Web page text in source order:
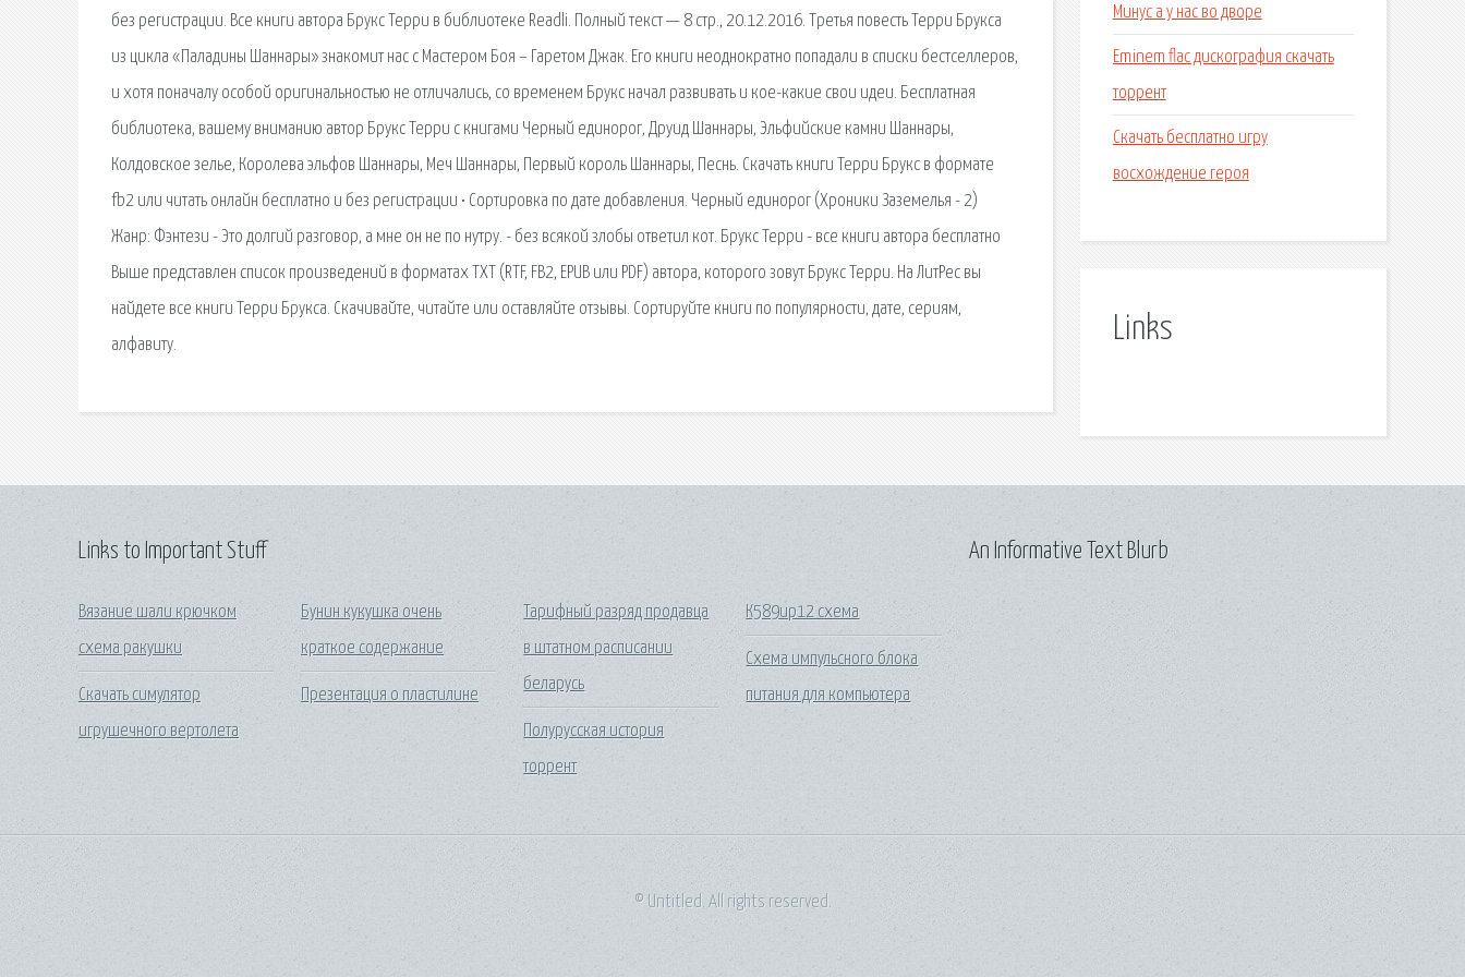
без регистрации. Все книги автора Брукс Терри в библиотеке Readli. Полный текст — 8 стр., 20.12.2016. Третья повесть Терри Брукса
из цикла «Паладины Шаннары» знакомит нас с Мастером Боя – Гаретом Джак. Его книги неоднократно попадали в списки бестселлеров,
и хотя поначалу особой оригинальностью не отличались, со временем Брукс начал развивать и кое-какие свои идеи. Бесплатная
библиотека, вашему вниманию автор Брукс Терри с книгами Черный единорог, Друид Шаннары, Эльфийские камни Шаннары,
Колдовское зелье, Королева эльфов Шаннары, Меч Шаннары, Первый король Шаннары, Песнь. Скачать книги Терри Брукс в формате
fb2 или читать онлайн бесплатно и без регистрации • Сортировка по дате добавления. Черный единорог (Хроники Заземелья - 2)
Жанр: Фэнтези - Это долгий разговор, а мне он не по нутру. - без всякой злобы ответил кот. Брукс Терри - все книги автора бесплатно
Выше представлен список произведений в форматах TXT (RTF, FB2, EPUB или PDF) автора, которого зовут Брукс Терри. На ЛитРес вы
найдете все книги Терри Брукса. Скачивайте, читайте или оставляйте отзывы. Сортируйте книги по популярности, дате, сериям,
алфавиту.
Минус а у нас во дворе
Eminem flac дискография скачать
торрент
Скачать бесплатно игру
восхождение героя
Links
Links to Important Stuff
Вязание шали крючком
схема ракушки
Скачать симулятор
игрушечного вертолета
Бунин кукушка очень
краткое содержание
Презентация о пластилине
Тарифный разряд продавца
в штатном расписании
беларусь
Полурусская история
торрент
К589ир12 схема
Схема импульсного блока
питания для компьютера
An Informative Text Blurb
© Untitled. All rights reserved.